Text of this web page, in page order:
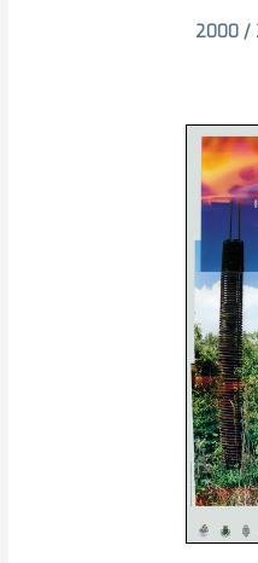
2000 /